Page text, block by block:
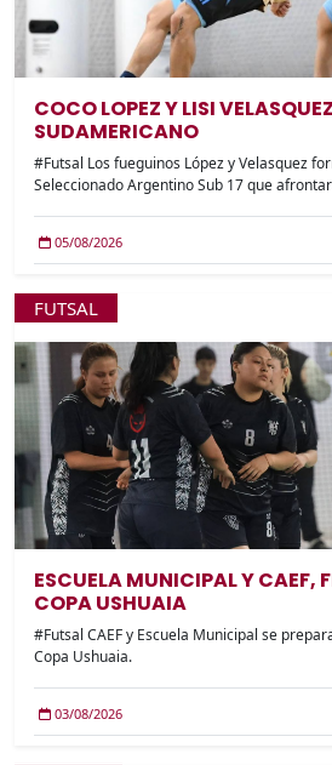
COCO LOPEZ Y LISI
SUDAMERICANO
#Futsal Los fueguinos López y Velasquez
Seleccionado Argentino Sub 17 que
05/08/2026
FUTSAL
ESCUELA MUNICIPAL Y CAEF,
COPA USHUAIA
#Futsal CAEF y Escuela Municipal se
Copa Ushuaia.
03/08/2026